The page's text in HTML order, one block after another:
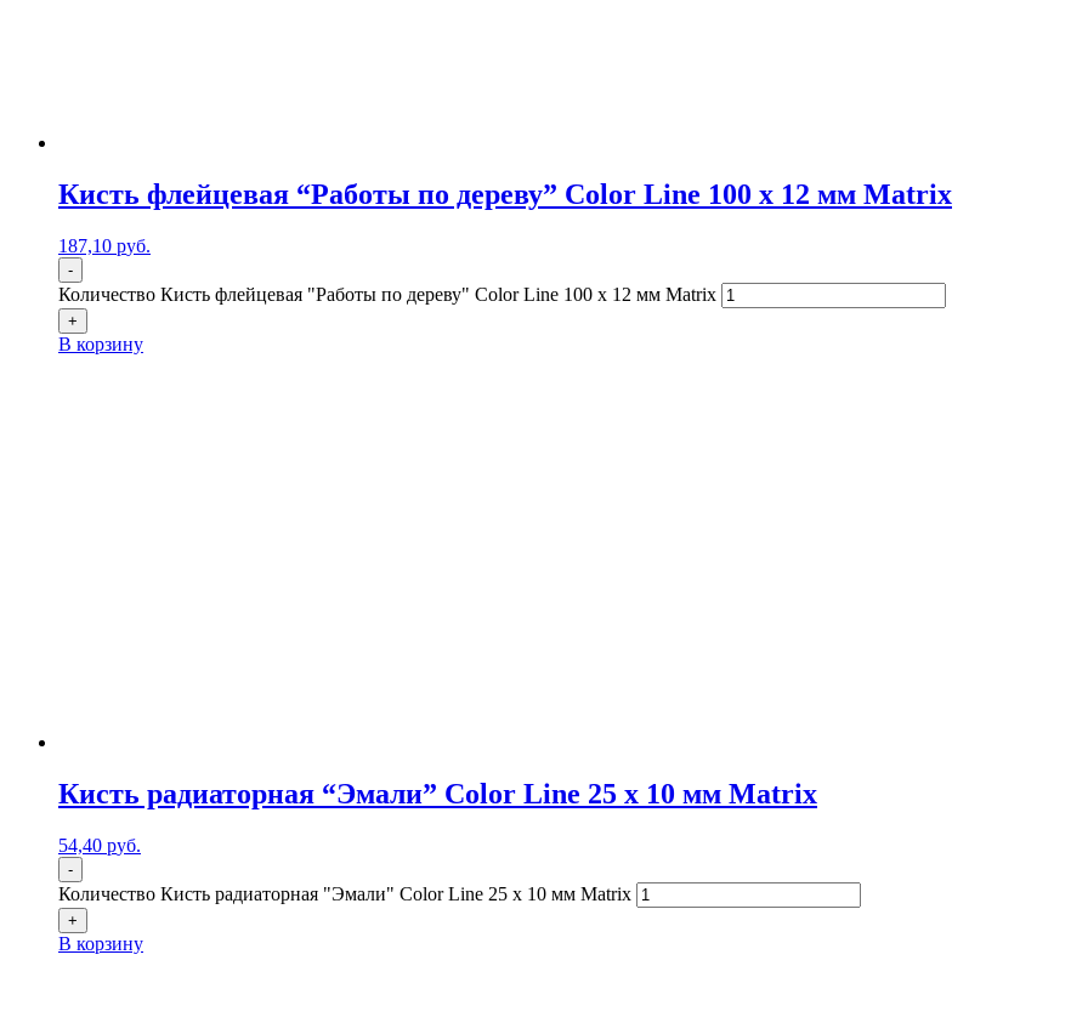
Кисть флейцевая “Работы по дереву” Color Line 100 х 12 мм Matrix
187,10 руб.
-
Количество Кисть флейцевая "Работы по дереву" Color Line 100 х 12 мм Matrix
+
В корзину
Кисть радиаторная “Эмали” Color Line 25 х 10 мм Matrix
54,40 руб.
-
Количество Кисть радиаторная "Эмали" Color Line 25 х 10 мм Matrix
+
В корзину